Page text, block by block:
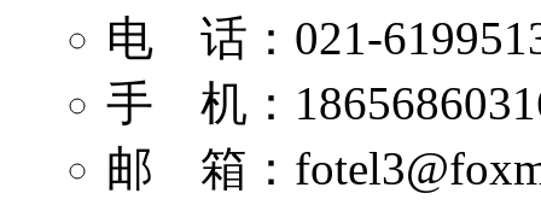
电 话：021-
手 机：
邮 箱：